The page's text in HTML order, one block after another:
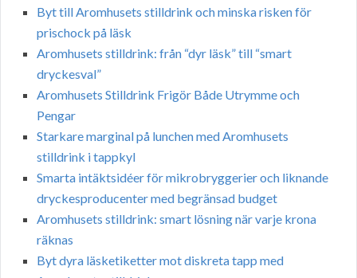
Byt till Aromhusets stilldrink och minska risken för
prischock på läsk
Aromhusets stilldrink: från “dyr läsk” till “smart
dryckesval”
Aromhusets Stilldrink Frigör Både Utrymme och
Pengar
Starkare marginal på lunchen med Aromhusets
stilldrink i tappkyl
Smarta intäktsidéer för mikrobryggerier och liknande
dryckesproducenter med begränsad budget
Aromhusets stilldrink: smart lösning när varje krona
räknas
Byt dyra läsketiketter mot diskreta tapp med